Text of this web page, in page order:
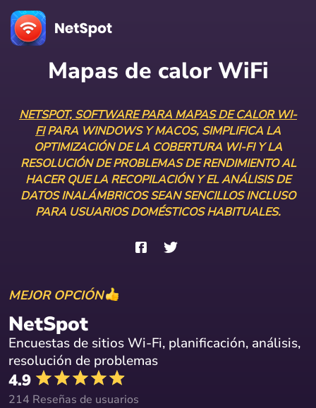
Mapas de calor WiFi
NETSPOT, SOFTWARE PARA MAPAS DE CALOR WI-
FIPARA WINDOWS Y MACOS, SIMPLIFICA LA
OPTIMIZACIÓN DE LA COBERTURA WI-FI Y LA
RESOLUCIÓN DE PROBLEMAS DE RENDIMIENTO AL
HACER QUE LA RECOPILACIÓN Y EL ANÁLISIS DE
DATOS INALÁMBRICOS SEAN SENCILLOS INCLUSO
PARA USUARIOS DOMÉSTICOS HABITUALES.
MEJOR OPCIÓN
NetSpot
Encuestas de sitios Wi-Fi, planificación, análisis,
resolución de problemas
4.9
214 Reseñas de usuarios